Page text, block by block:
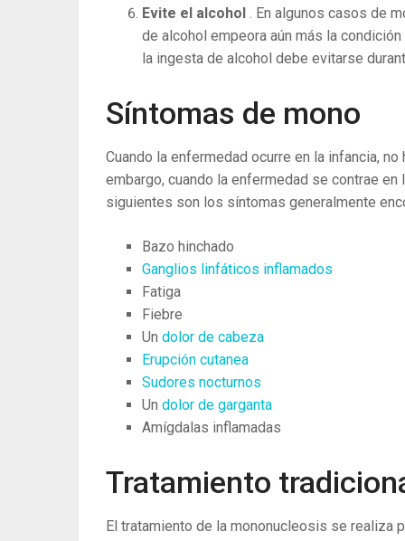
Evite el alcohol . En algunos casos de
de alcohol empeora aún más la
la ingesta de alcohol debe evitarse
Síntomas de mono
Cuando la enfermedad ocurre en la infancia,
embargo, cuando la enfermedad se contrae
siguientes son los síntomas generalmente
Bazo hinchado
Ganglios linfáticos inflamados
Fatiga
Fiebre
Un dolor de cabeza
Erupción cutanea
Sudores nocturnos
Un dolor de garganta
Amígdalas inflamadas
Tratamiento
El tratamiento de la mononucleosis se realiza